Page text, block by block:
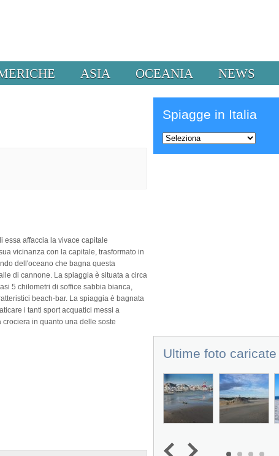
ASIA OCEANIA NEWS
essa affaccia la vivace capitale
vicinanza con la capitale, trasformato in
dell'oceano che bagna questa
di cannone. La spiaggia è situata a circa
5 chilometri di soffice sabbia bianca,
beach-bar. La spiaggia è bagnata
i tanti sport acquatici messi a
in quanto una delle soste
Spiagge in Italia
Ultime foto caricate